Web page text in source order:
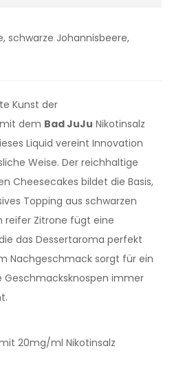
schwarze Johannisbeere,
Kunst der
dem Bad JuJu Nikotinsalz
Liquid vereint Innovation
Weise. Der reichhaltige
Cheesecakes bildet die Basis,
Topping aus schwarzen
reifer Zitrone fügt eine
das Dessertaroma perfekt
Nachgeschmack sorgt für ein
Geschmacksknospen immer
20mg/ml Nikotinsalz